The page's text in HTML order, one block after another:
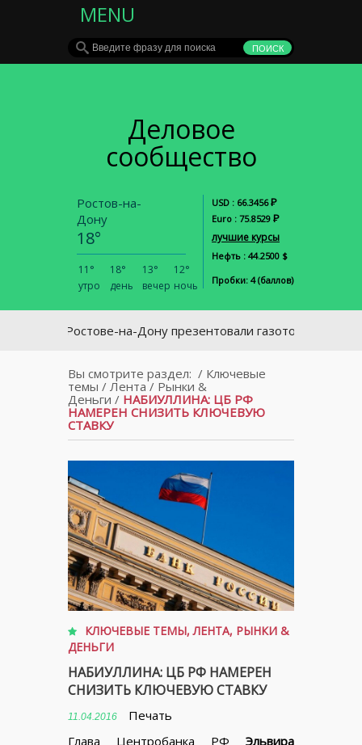
MENU
Деловое
сообщество
Ростов-на-
Дону
18°
11°
утро
18°
день
13°
вечер
12°
ночь
USD : 66.3456Р
Euro : 75.8529 Р
лучшие курсы
Нефть : 44.2500 $
Пробки: 4 (баллов)
В Ростове-на-Дону презентовали газотопливные
Вы смотрите раздел: / Ключевые
темы / Лента/ Рынки &
Деньги / НАБИУЛЛИНА: ЦБ РФ
НАМЕРЕН СНИЗИТЬ КЛЮЧЕВУЮ
СТАВКУ
КЛЮЧЕВЫЕ ТЕМЫ,ЛЕНТА, РЫНКИ &
ДЕНЬГИ
НАБИУЛЛИНА: ЦБ РФ НАМЕРЕН
СНИЗИТЬ КЛЮЧЕВУЮ СТАВКУ
11.04.2016
Печать
Глава Центробанка РФ Эльвира